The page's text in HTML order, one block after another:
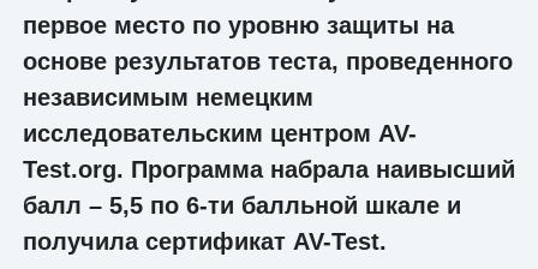
первое место по уровню защиты на
основе результатов теста, проведенного
независимым немецким
исследовательским центром AV-
Test.org. Программа набрала наивысший
балл – 5,5 по 6-ти балльной шкале и
получила сертификат AV-Test.